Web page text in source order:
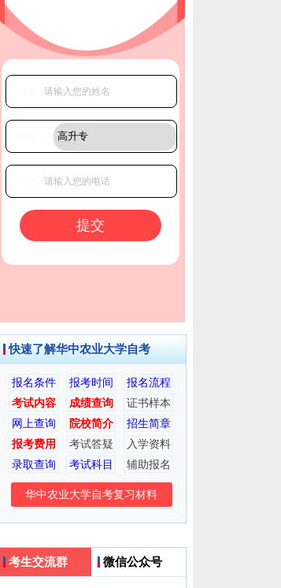
姓名：
电话：
快速了解华中农业大学自考
报名条件 报考时间
报名流程
考试内容
成绩查询
证书样本
网上查询
院校简介
招生简章
报考费用
考试答疑
入学资料
录取查询
考试科目 辅助报名
华中农业大学自考复习材料
考生交流群 微信公众号